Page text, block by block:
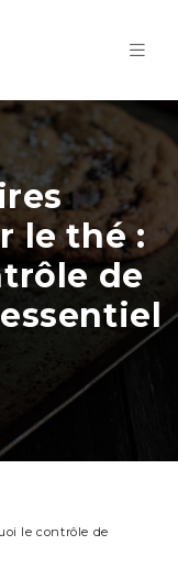
le thé :
de
le contrôle de